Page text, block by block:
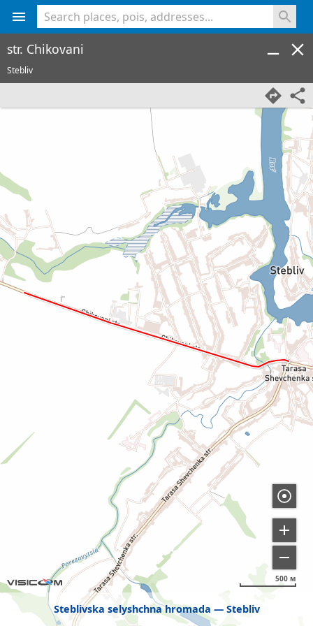
Steblivska selyshchna hromada Stebliv
500 м
str. Chikovani
Stebliv
<% console.log(hcard) %>